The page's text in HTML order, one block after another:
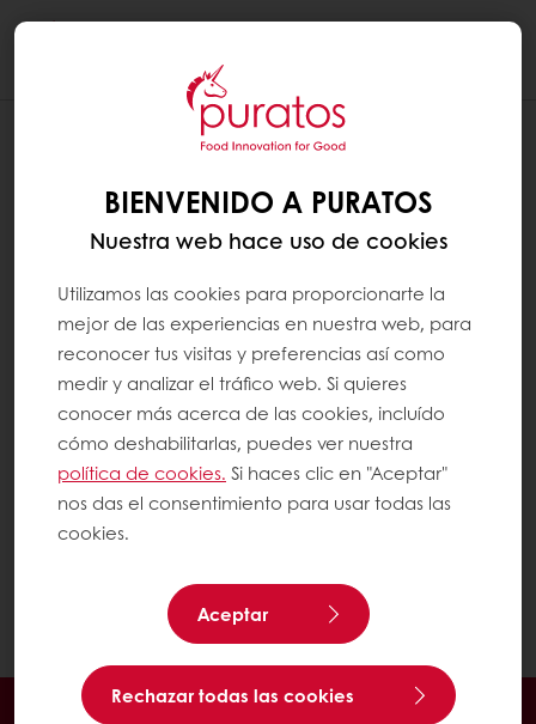
¿CÓMO AUMENTAR EL CONSUMO
DIARIO DE CEREALES INTEGRALES?
When choosing foods from the starchy food
white bread, rice and pasta, with wholegrain
varieties such as wholemeal bread, brown
rice and whole wheat pasta. Wheat, oats,
barley, rye and rice are all commonly
available in their wholegrain form. It is
preferable to replace the refined grain
products in your diet with the wholegrain
ones, rather than just add whole grain
products to your existing diet.1
The British Dietetic Association, Wholegrains
Food Fact Sheet (2013)
BIENVENIDO A PURATOS
Nuestra web hace uso de cookies
Utilizamos las cookies para proporcionarte la
mejor de las experiencias en nuestra web, para
reconocer tus visitas y preferencias así como
medir y analizar el tráfico web. Si quieres
conocer más acerca de las cookies, incluído
cómo deshabilitarlas, puedes ver nuestra
política de cookies. Si haces clic en "Aceptar"
nos das el consentimiento para usar todas las
cookies.
Aceptar
Rechazar todas las cookies
Pedidos 24/7
Promociones exclusivas